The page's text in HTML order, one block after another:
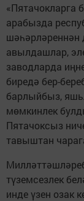
арабызда
шәһәрләреннән
авылдашлар,
заводларда
биредә бер-
барлыйбыз,
мөмкинлек
Пятачоксыз
тавыштан
түземсезлек
инде үзен озак